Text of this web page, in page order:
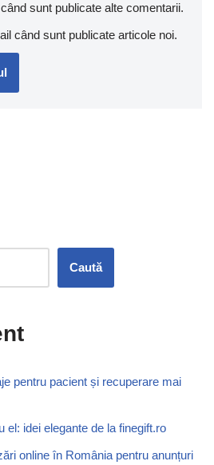
sunt publicate alte comentarii.
când sunt publicate articole noi.
Caută
pentru pacient și recuperare mai
el: idei elegante de la finegift.ro
online în România pentru anunțuri